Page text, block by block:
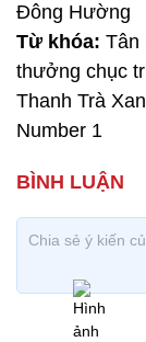
Đông Hường
Từ khóa: Tân
thưởng chục
Thanh Trà
Number 1